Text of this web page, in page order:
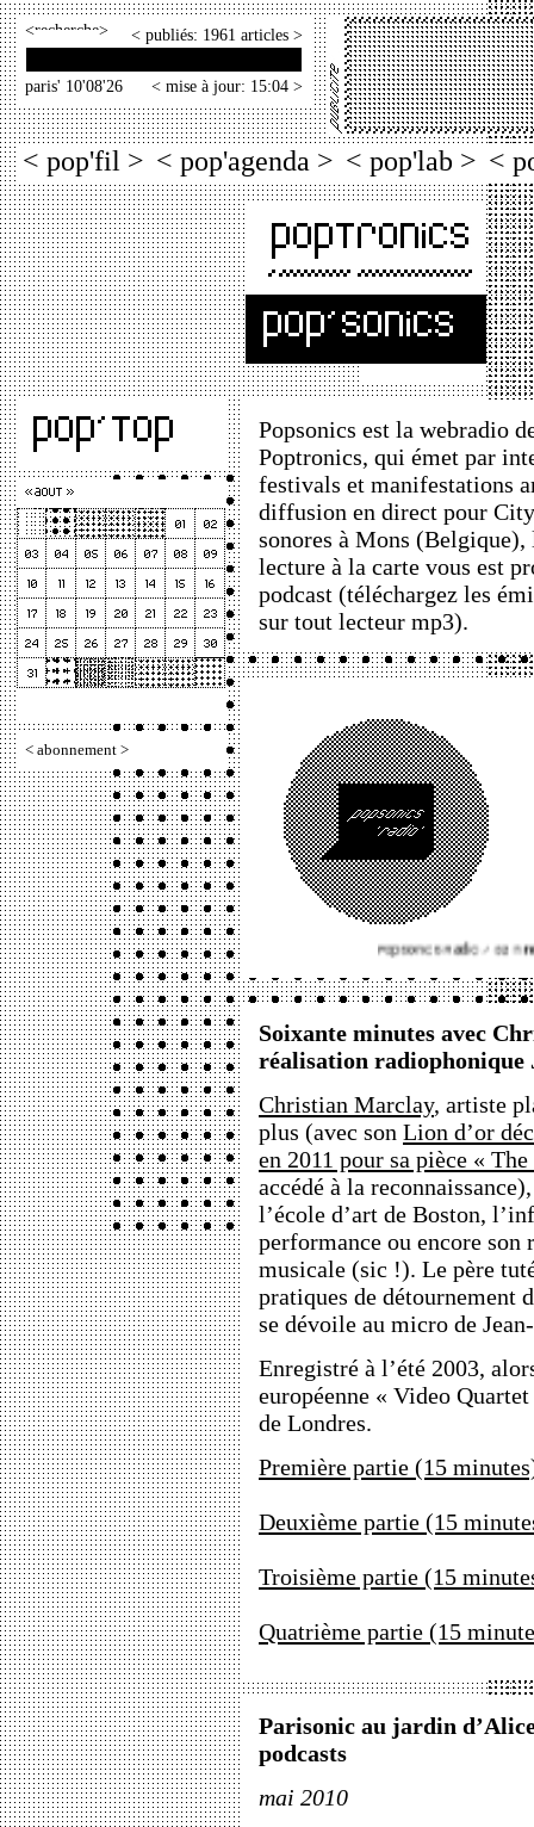
< > < publiés: 1961 articles >
paris' 10'08'26 < mise à jour: 15:04 >
< pop'fil > < pop'agenda > < pop'lab > <
< abonnement >
Popsonics est la webradio
Poptronics, qui émet par
festivals et manifestations
diffusion en direct pour
sonores à Mons
lecture à la carte vous est
podcast (téléchargez les
sur tout lecteur mp3).
Soixante minutes avec
réalisation radiophonique
Christian Marclay, artiste
plus (avec son Lion d’or
en 2011 pour sa pièce «
accédé à la
l’école d’art de Boston,
performance ou encore son
musicale (sic !). Le père
pratiques de détournement
se dévoile au micro de
Enregistré à l’été 2003,
européenne « Video
de Londres.
Première partie (15
Deuxième partie (15
Troisième partie (15
Quatrième partie (15
Parisonic au jardin
podcasts
mai 2010